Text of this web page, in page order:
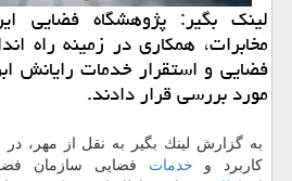
لینك بگیر: پژوهشگاه فضایی
مخابرات، همكاری در زمینه راه
فضایی و استقرار خدمات رایانش
مورد بررسی قرار دادند.
به گزارش لینك بگیر به نقل از مهر،
كاربرد و خدمات فضایی سازمان